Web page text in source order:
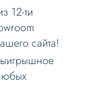
12-ти
сайта!